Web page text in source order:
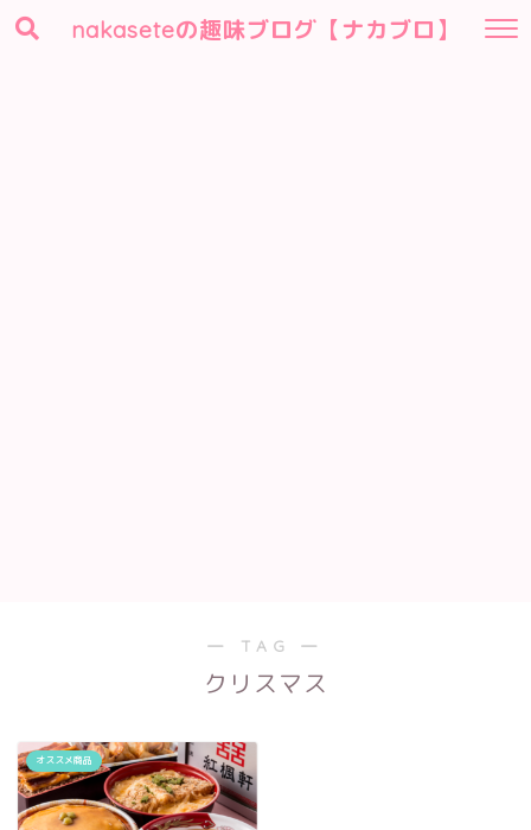
nakaseteの趣味ブログ【ナカブロ】
― TAG ―
クリスマス
オススメ商品